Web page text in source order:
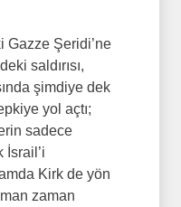
Gazze Şeridi’ne
saldırısı,
şimdiye dek
yol açtı;
sadece
İsrail’i
Kirk de yön
zaman